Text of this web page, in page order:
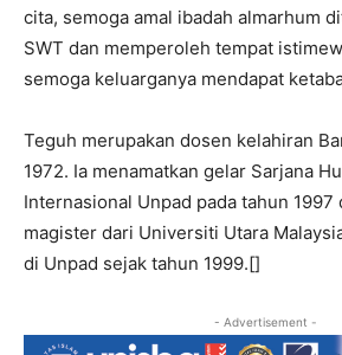
cita, semoga amal ibadah almarhum
SWT dan memperoleh tempat
semoga keluarganya mendapat
Teguh merupakan dosen kelahiran
1972. Ia menamatkan gelar Sarjana
Internasional Unpad pada tahun 1997
magister dari Universiti Utara
di Unpad sejak tahun 1999.[]
- Advertisement -